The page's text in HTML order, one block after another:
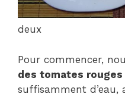
deux
Pour commencer,
des tomates rouges
suffisamment d’eau,